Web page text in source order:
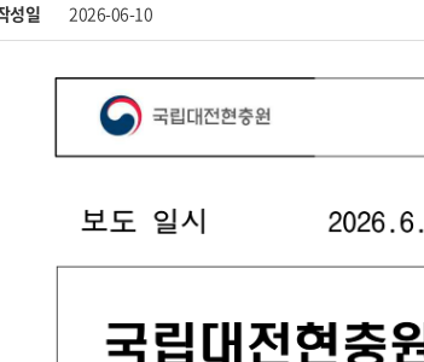
성일 2026-06-10